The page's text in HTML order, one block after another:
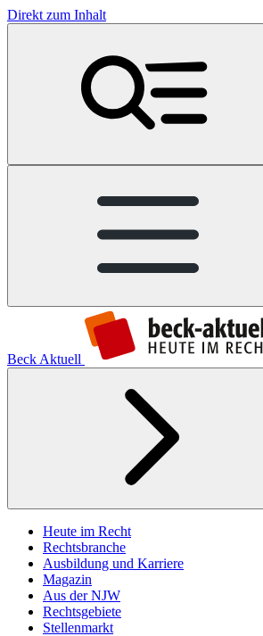
Direkt zum Inhalt
Beck Aktuell
Heute im Recht
Rechtsbranche
Ausbildung und Karriere
Magazin
Aus der NJW
Rechtsgebiete
Stellenmarkt